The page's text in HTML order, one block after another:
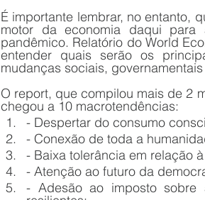
É importante lembrar, no entanto,
motor da economia daqui
pandêmico. Relatório do World
entender quais serão os
mudanças sociais,
O report, que compilou mais de 2
chegou a 10 macrotendências:
- Despertar do consumo
- Conexão de toda a
- Baixa tolerância em relação
- Atenção ao futuro da
- Adesão ao imposto